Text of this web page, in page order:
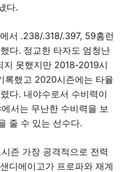
다.
서 .238/.318/.397, 59홈런
다. 정교한 타자도 엄청난
지 못했지만 2018-2019시
록했고 2020시즌에는 타율
다. 내야수로서 수비력이
서는 무난한 수비력을 보
줄 수 있는 선수다.
즌 가장 공격적으로 전력
디에이고가 프로파와 재계